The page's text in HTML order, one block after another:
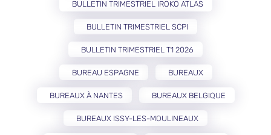
BULLETIN TRIMESTRIEL IROKO ATLAS
BULLETIN TRIMESTRIEL SCPI
BULLETIN TRIMESTRIEL T1 2026
BUREAU ESPAGNE BUREAUX
BUREAUX À NANTES BUREAUX BELGIQUE
BUREAUX ISSY-LES-MOULINEAUX